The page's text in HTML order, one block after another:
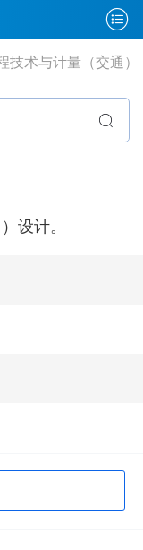
技术与计量（交通）
计。